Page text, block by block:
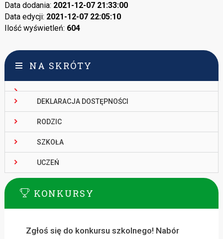
Data dodania: 2021-12-07 21:33:00
Data edycji: 2021-12-07 22:05:10
Ilość wyświetleń: 604
NA SKRÓTY
DEKLARACJA DOSTĘPNOŚCI
RODZIC
SZKOŁA
UCZEŃ
KONKURSY
Zgłoś się do konkursu szkolnego! Nabór